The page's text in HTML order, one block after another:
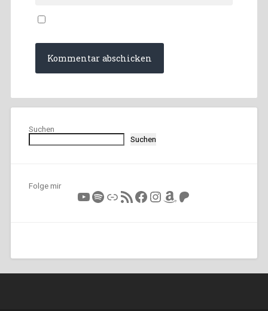
Suchen
Suchen
Folge mir
YouTube
Spotify
LinkRSS-FeedFacebook
Instagram
Amazon
Patreon